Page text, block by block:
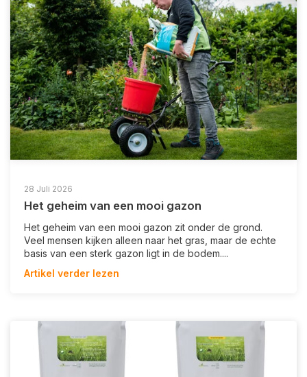
28 Juli 2026
Het geheim van een mooi gazon
Het geheim van een mooi gazon zit onder de grond.
Veel mensen kijken alleen naar het gras, maar de echte
basis van een sterk gazon ligt in de bodem....
Artikel verder lezen